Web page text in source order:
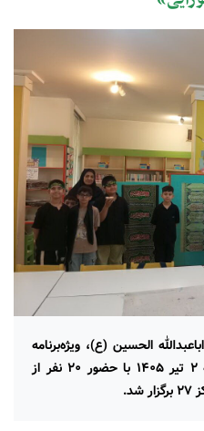
الحسین (ع)، ویژه‌برنامه
«کودکان عاشورایی» روز سه‌شنبه ۲ تیر ۱۴۰۵ با حضور ۲۰ نفر از